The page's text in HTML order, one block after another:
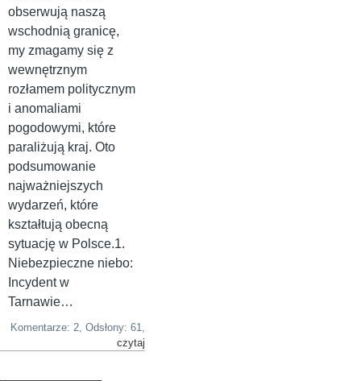
obserwują naszą
wschodnią granicę,
my zmagamy się z
wewnętrznym
rozłamem politycznym
i anomaliami
pogodowymi, które
paraliżują kraj. Oto
podsumowanie
najważniejszych
wydarzeń, które
kształtują obecną
sytuację w Polsce.1.
Niebezpieczne niebo:
Incydent w
Tarnawie…
Komentarze: 2, Odsłony: 61,
czytaj